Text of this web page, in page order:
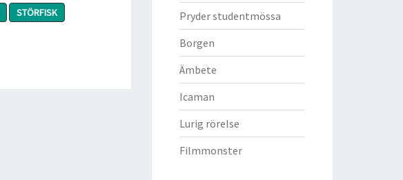
STÖRFISK
Pryder studentmössa
Borgen
Ämbete
Icaman
Lurig rörelse
Filmmonster